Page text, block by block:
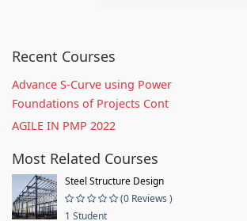
Recent Courses
Advance S-Curve using Power
Foundations of Projects Cont
AGILE IN PMP 2022
Most Related Courses
Steel Structure Design
(0 Reviews )
1 Student